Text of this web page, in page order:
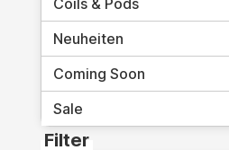
Coils & Pods
Neuheiten
Coming Soon
Sale
Filter